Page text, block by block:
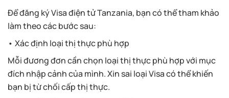
Để đăng ký Visa điện tử Tanzania, bạn có thể tham khảo
làm theo các bước sau:
• Xác định loại thị thực phù hợp
Mỗi đương đơn cần chọn loại thị thực phù hợp với mục
đích nhập cảnh của mình. Xin sai loại Visa có thể khiến
bạn bị từ chối cấp thị thực.